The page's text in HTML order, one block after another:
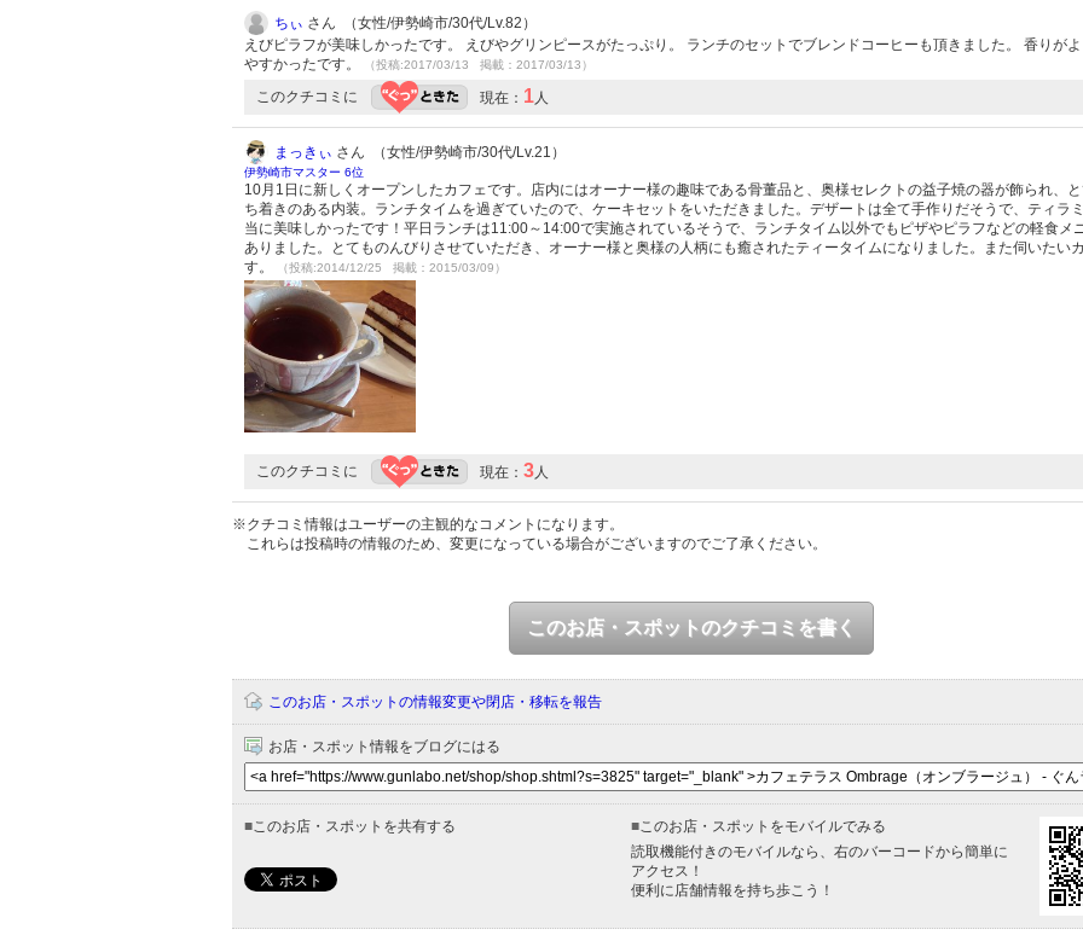
ちぃ さん （女性/伊勢崎市/30代/Lv.82）
えびピラフが美味しかったです。 えびやグリンピースがたっぷり。 ランチのセットでブレンドコーヒーも頂きました。 香りが
やすかったです。
（投稿:2017/03/13 掲載：2017/03/13）
このクチコミに 現在： 1人
まっきぃ さん （女性/伊勢崎市/30代/Lv.21）
伊勢崎市マスター 6位
10月1日に新しくオープンしたカフェです。店内にはオーナー様の趣味である骨董品と、奥様セレクトの益子焼の器が飾られ、
ち着きのある内装。ランチタイムを過ぎていたので、ケーキセットをいただきました。デザートは全て手作りだそうで、ティラ
当に美味しかったです！平日ランチは11:00～14:00で実施されているそうで、ランチタイム以外でもピザやピラフなどの軽食メ
ありました。とてものんびりさせていただき、オーナー様と奥様の人柄にも癒されたティータイムになりました。また伺いたい
す。
（投稿:2014/12/25 掲載：2015/03/09）
このクチコミに 現在： 3人
※クチコミ情報はユーザーの主観的なコメントになります。
これらは投稿時の情報のため、変更になっている場合がございますのでご了承ください。
このお店・スポットのクチコミを書く
このお店・スポットの情報変更や閉店・移転を報告
お店・スポット情報をブログにはる
■このお店・スポットを共有する ■このお店・スポットをモバイルでみる
読取機能付きのモバイルなら、右のバーコードから簡単に
アクセス！
便利に店舗情報を持ち歩こう！